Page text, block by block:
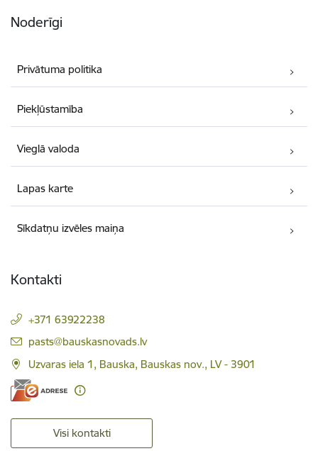
Noderīgi
Privātuma politika
Piekļūstamība
Vieglā valoda
Lapas karte
Sīkdatņu izvēles maiņa
Kontakti
+371 63922238
E-pasts:
pasts@bauskasnovads.lv
Uzvaras iela 1, Bauska, Bauskas nov., LV - 3901
Visi kontakti